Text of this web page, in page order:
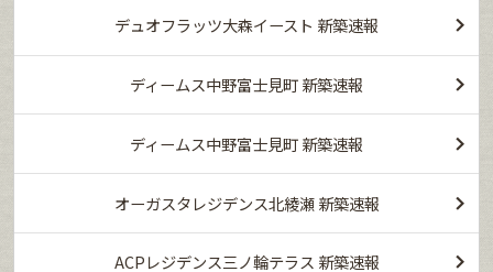
デュオフラッツ大森イースト 新築速報
ディームス中野富士見町 新築速報
ディームス中野富士見町 新築速報
オーガスタレジデンス北綾瀬 新築速報
ACPレジデンス三ノ輪テラス 新築速報